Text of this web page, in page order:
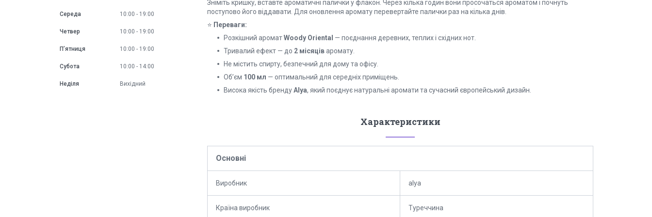
Зніміть кришку, вставте ароматичні палички у флакон. Через кілька годин вони просочаться ароматом і почнуть
поступово його віддавати. Для оновлення аромату перевертайте палички раз на кілька днів.
⭐ Переваги:
Розкішний ароматWoody Oriental — поєднання деревних, теплих і східних нот.
Тривалий ефект — до 2 місяціваромату.
Не містить спирту, безпечний для дому та офісу.
Об’єм 100 мл — оптимальний для середніх приміщень.
Висока якість брендуAlya, який поєднує натуральні аромати та сучасний європейський дизайн.
Характеристики
Основні
Виробник alya
Країна виробник Туреччина
Середа 10:00 19:00
Четвер 10:00 19:00
Пʼятниця 10:00 19:00
Субота 10:00 14:00
Неділя Вихідний